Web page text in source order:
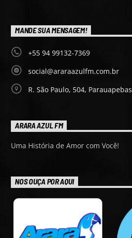
MANDE SUA MENSAGEM!
+55 94 99132-7369
social@araraazulfm.com.br
R. São Paulo, 504, Parauapebas
ARARA AZUL FM
Uma História de Amor com Você!
NOS OUÇA POR AQUI